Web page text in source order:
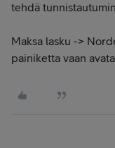
tehdä
Maksa lasku ->
painiketta vaan